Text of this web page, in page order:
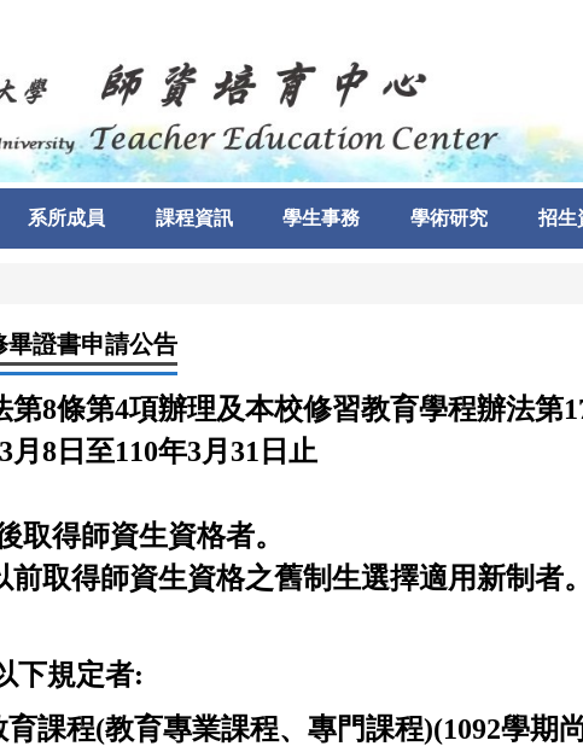
系所成員 課程資訊 學生事務 學術研究 招生
畢證書申請公告
第8條第4項辦理及本校修習教育學程辦法第
3月8 日 至110年3月31 日止
取得師資生資格者。
前取得師資生資格之舊制生選擇適用新制者。
下規定者:
育課程(教育專業課程、專門課程)(1092學期